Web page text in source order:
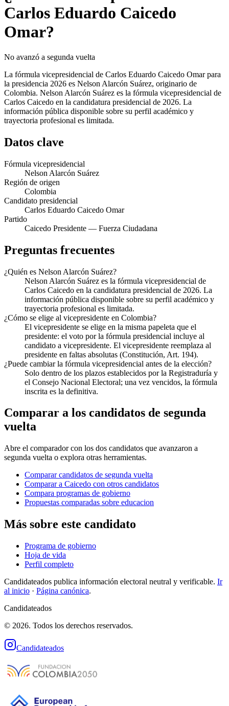
Carlos Eduardo Caicedo
Omar?
No avanzó a segunda vuelta
La fórmula vicepresidencial de Carlos Eduardo Caicedo Omar para
la presidencia 2026 es Nelson Alarcón Suárez, originario de
Colombia. Nelson Alarcón Suárez es la fórmula vicepresidencial de
Carlos Caicedo en la candidatura presidencial de 2026. La
información pública disponible sobre su perfil académico y
trayectoria profesional es limitada.
Datos clave
Fórmula vicepresidencial
Nelson Alarcón Suárez
Región de origen
Colombia
Candidato presidencial
Carlos Eduardo Caicedo Omar
Partido
Caicedo Presidente — Fuerza Ciudadana
Preguntas frecuentes
¿Quién es Nelson Alarcón Suárez?
Nelson Alarcón Suárez es la fórmula vicepresidencial de
Carlos Caicedo en la candidatura presidencial de 2026. La
información pública disponible sobre su perfil académico y
trayectoria profesional es limitada.
¿Cómo se elige al vicepresidente en Colombia?
El vicepresidente se elige en la misma papeleta que el
presidente: el voto por la fórmula presidencial incluye al
candidato a vicepresidente. El vicepresidente reemplaza al
presidente en faltas absolutas (Constitución, Art. 194).
¿Puede cambiar la fórmula vicepresidencial antes de la elección?
Solo dentro de los plazos establecidos por la Registraduría y
el Consejo Nacional Electoral; una vez vencidos, la fórmula
inscrita es la definitiva.
Comparar a los candidatos de segunda
vuelta
Abre el comparador con los dos candidatos que avanzaron a
segunda vuelta o explora otras herramientas.
Comparar candidatos de segunda vuelta
Comparar a Caicedo con otros candidatos
Compara programas de gobierno
Propuestas comparadas sobre educacion
Más sobre este candidato
Programa de gobierno
Hoja de vida
Perfil completo
Candidateados publica información electoral neutral y verificable. Ir
al inicio · Página canónica.
Candidateados
© 2026. Todos los derechos reservados.
Candidateados